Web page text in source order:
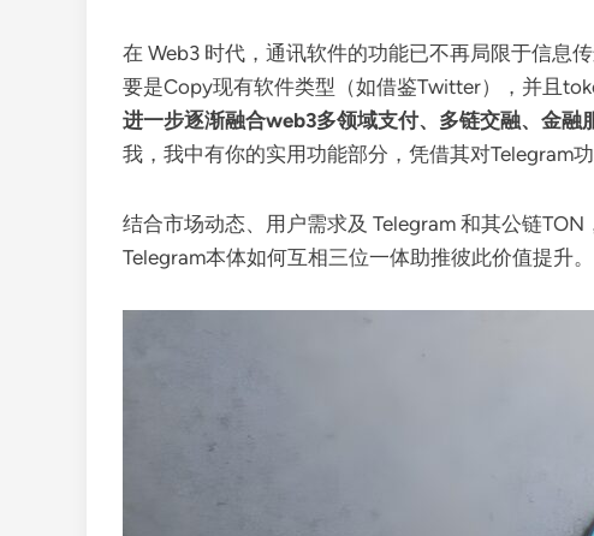
在 Web3 时代，通讯软件的功能已不再局限于信息
要是Copy现有软件类型（如借鉴Twitter），并且
进一步逐渐融合web3多领域支付、多链交融、金
我，我中有你的实用功能部分，凭借其对Telegram
结合市场动态、用户需求及 Telegram 和其公链
Telegram本体如何互相三位一体助推彼此价值提升。